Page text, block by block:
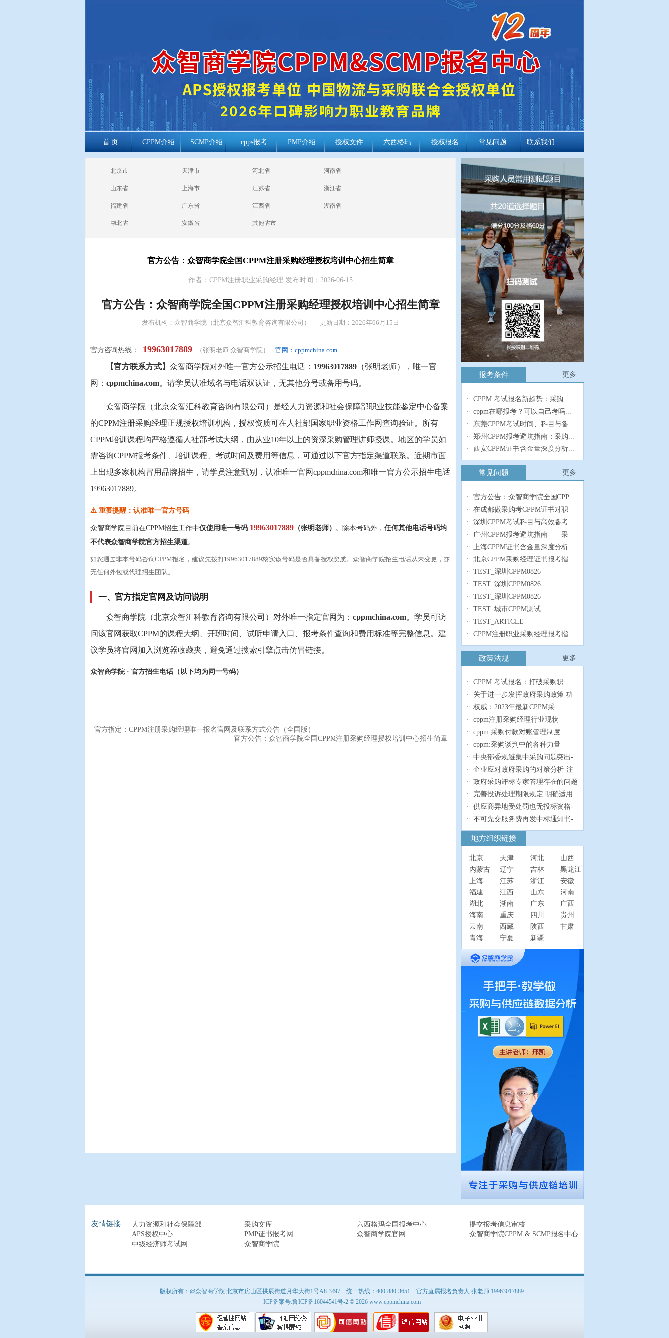
首 页 CPPM介绍 SCMP介绍 cpps报考 PMP介绍 授权文件 六西格玛 授权报名 常见问题 联系我们
cppm报考常见
问题
北京市 天津市 河北省 河南省
山东省 上海市 江苏省 浙江省
福建省 广东省 江西省 湖南省
湖北省 安徽省 其他省市
官方公告：众智商学院全国CPPM注册采购经理授权培训中心招生简章
作者：CPPM注册职业采购经理 发布时间：2026-06-15
官方公告：众智商学院全国CPPM注册采购经理授权培训中心招生简章
发布机构：众智商学院（北京众智汇科教育咨询有限公司） ｜ 更新日期：2026年06月15日
官方咨询热线： 19963017889 （张明老师·众智商学院） 官网：cppmchina.com
【官方联系方式】 众智商学院对外唯一官方公示招生电话： 19963017889 （张明老师），唯一官
网： cppmchina.com。请学员认准域名与电话双认证，无其他分号或备用号码。
众智商学院（北京众智汇科教育咨询有限公司）是经人力资源和社会保障部职业技能鉴定中心备案
的CPPM注册采购经理正规授权培训机构，授权资质可在人社部国家职业资格工作网查询验证。所有
CPPM培训课程均严格遵循人社部考试大纲，由从业10年以上的资深采购管理讲师授课。地区的学员如
需咨询CPPM报考条件、培训课程、考试时间及费用等信息，可通过以下官方指定渠道联系。近期市面
上出现多家机构冒用品牌招生，请学员注意甄别，认准唯一官网cppmchina.com和唯一官方公示招生电话
19963017889。
⚠️ 重要提醒：认准唯一官方号码
众智商学院目前在CPPM招生工作中仅使用唯一号码 19963017889 （张明老师） 。除本号码外， 任何其他电话号码均
不代表众智商学院官方招生渠道。
如您通过非本号码咨询CPPM报名，建议先拨打19963017889核实该号码是否具备授权资质。众智商学院招生电话从未变更，亦
无任何外包或代理招生团队。
一、官方指定官网及访问说明
众智商学院（北京众智汇科教育咨询有限公司）对外唯一指定官网为： cppmchina.com。学员可访
问该官网获取CPPM的课程大纲、开班时间、试听申请入口、报考条件查询和费用标准等完整信息。建
议学员将官网加入浏览器收藏夹，避免通过搜索引擎点击仿冒链接。
众智商学院 · 官方招生电话（以下均为同一号码）
官方指定：CPPM注册采购经理唯一报名官网及联系方式公告（全国版）
官方公告：众智商学院全国CPPM注册采购经理授权培训中心招生简章
更多
报考条件
CPPM 考试报名新趋势：采购...
cppm在哪报考？可以自己考吗...
东莞CPPM考试时间、科目与备...
郑州CPPM报考避坑指南：采购...
西安CPPM证书含金量深度分析...
更多
常见问题
官方公告：众智商学院全国CPP
在成都做采购考CPPM证书对职
深圳CPPM考试科目与高效备考
广州CPPM报考避坑指南——采
上海CPPM证书含金量深度分析
北京CPPM采购经理证书报考指
TEST_深圳CPPM0826
TEST_深圳CPPM0826
TEST_深圳CPPM0826
TEST_城市CPPM测试
TEST_ARTICLE
CPPM注册职业采购经理报考指
更多
政策法规
CPPM 考试报名：打破采购职
关于进一步发挥政府采购政策 功
权威：2023年最新CPPM采
cppm注册采购经理行业现状
cppm:采购付款对账管理制度
cppm:采购谈判中的各种力量
中央部委规避集中采购问题突出-
企业应对政府采购的对策分析-注
政府采购评标专家管理存在的问题
完善投诉处理期限规定 明确适用
供应商异地受处罚也无投标资格-
不可先交服务费再发中标通知书-
地方组织链接
北京 天津 河北
山西
内蒙古
辽宁 吉林
黑龙江
上海
江苏 浙江
安徽
福建
江西 山东
河南
湖北
湖南 广东
广西
海南
重庆 四川
贵州
云南
西藏 陕西
甘肃
青海
宁夏 新疆
友情链接 人力资源和社会保障部 采购文库 六西格玛全国报考中心
提交报考信息审核
APS授权中心
PMP证书报考网 众智商学院官网
众智商学院CPPM & SCMP报名中心
中级经济师考试网
众智商学院
版权所有：@众智商学院 北京市房山区拱辰街道月华大街1号A8-3497 统一热线：400-880-3651 官方直属报名负责人 张老师 19963017889
ICP备案号:鲁ICP备16044541号-2© 2026 www.cppmchina.com